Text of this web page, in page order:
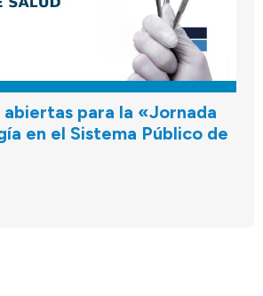
abiertas para la «Jornada
en el Sistema Público de